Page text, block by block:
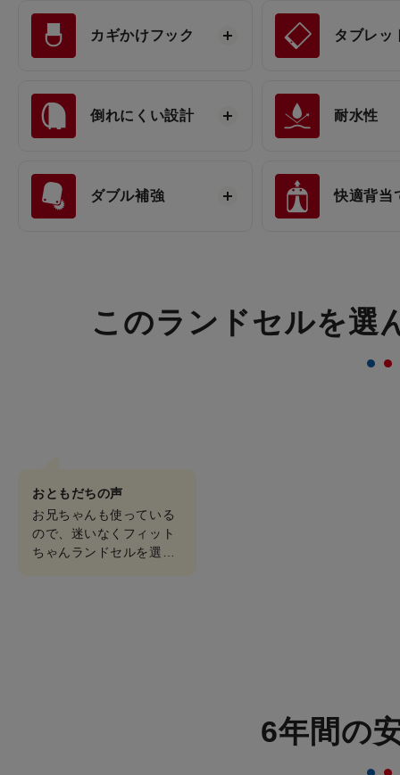
カギかけフック タブレッ
倒れにくい設計 耐水性
ダブル補強 快適背当
このランドセルを選
おともだちの声
お兄ちゃんも使っている
ので、迷いなくフィット
ちゃんランドセルを選び
6年間の